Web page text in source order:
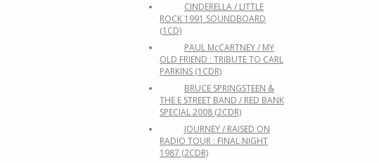
CINDERELLA / LITTLE
ROCK 1991 SOUNDBOARD
(1CD)
PAUL McCARTNEY / MY
OLD FRIEND : TRIBUTE TO CARL
PARKINS (1CDR)
BRUCE SPRINGSTEEN &
THE E STREET BAND / RED BANK
SPECIAL 2008 (2CDR)
JOURNEY / RAISED ON
RADIO TOUR : FINAL NIGHT
1987 (2CDR)